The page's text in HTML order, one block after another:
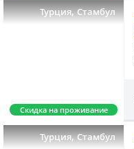
Турция,Стамбул
Скидка на проживание
Турция,Стамбул